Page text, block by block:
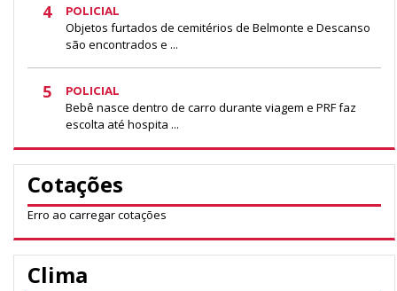
4 POLICIAL
Objetos furtados de cemitérios de Belmonte e Descanso
são encontrados e ...
5 POLICIAL
Bebê nasce dentro de carro durante viagem e PRF faz
escolta até hospita ...
Cotações
Erro ao carregar cotações
Clima